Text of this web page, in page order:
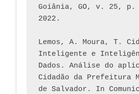
Goiânia, GO, v. 25, p.
2022.
Lemos, A. Moura, T.
Inteligente e
Dados. Análise do
Cidadão da Prefeitura
de Salvador. In